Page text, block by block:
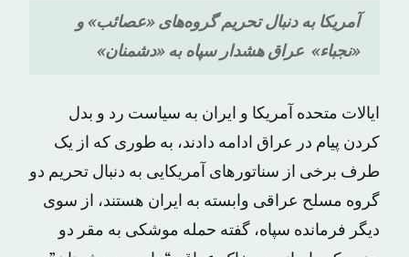
آمریکا به دنبال تحریم گروه‌های «عصائب» و
«نجباء» عراق هشدار سپاه به «دشمنان»
ایالات متحده آمریکا و ایران به سیاست رد و بدل
کردن پیام در عراق ادامه دادند، به طوری که از یک
طرف برخی از سناتورهای آمریکایی به دنبال تحریم دو
گروه‌ مسلح عراقی وابسته به ایران هستند، از سوی
دیگر فرمانده سپاه، گفته حمله موشکی به مقر دو